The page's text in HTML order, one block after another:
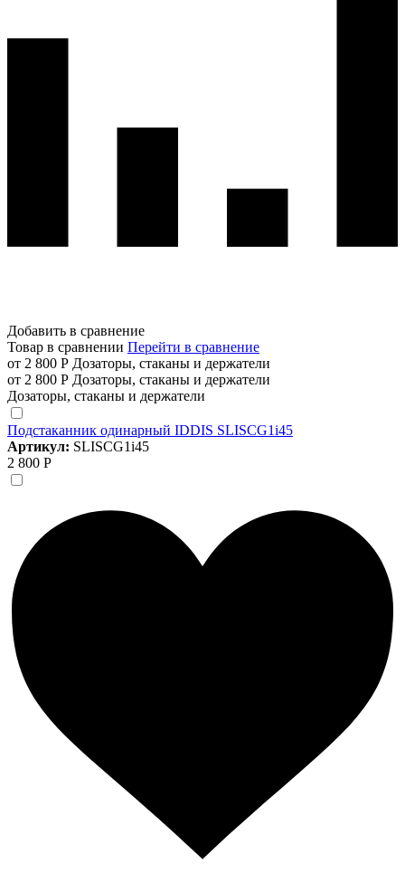
Добавить в сравнение
Товар в сравнении Перейти в сравнение
от 2 800 Р Дозаторы, стаканы и держатели
от 2 800 Р Дозаторы, стаканы и держатели
Дозаторы, стаканы и держатели
Подстаканник одинарный IDDIS SLISCG1i45
Артикул: SLISCG1i45
2 800 Р